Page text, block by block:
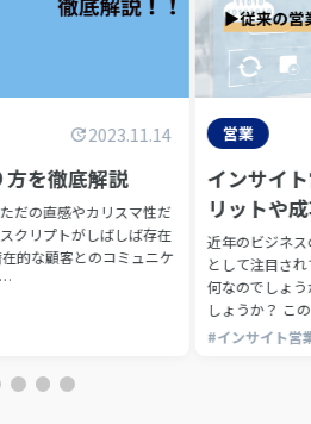
2023.11.14
方を徹底解説
だの直感やカリスマ性だ
クリプトがしばしば存在
的な顧客とのコミュニケ
営業
インサイ
リットや
近年のビジネ
として注目さ
何なのでしょ
しょうか？ こ
#インサイト営